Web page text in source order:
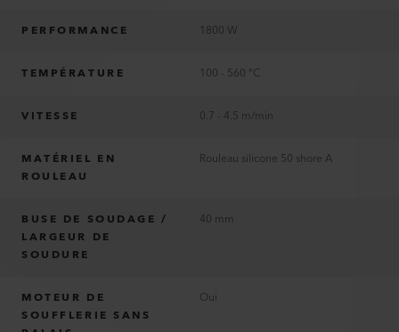
PERFORMANCE 1800 W
TEMPÉRATURE 100 - 560 °C
VITESSE 0.7 - 4.5 m/min
MATÉRIEL EN
ROULEAU
Rouleau silicone 50 shore A
BUSE DE SOUDAGE /
LARGEUR DE
SOUDURE
40 mm
MOTEUR DE
SOUFFLERIE SANS
Oui